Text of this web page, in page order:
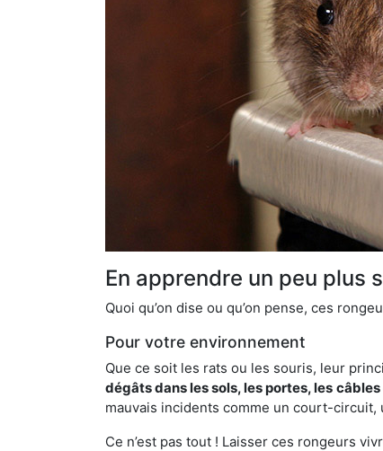
En apprendre un peu plus
Quoi qu’on dise ou qu’on pense, ces
Pour votre environnement
Que ce soit les rats ou les souris, leur
dégâts dans les sols, les portes, les câbles
mauvais incidents comme un court-
Ce n’est pas tout ! Laisser ces rongeurs